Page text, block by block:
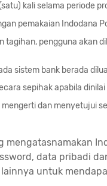
kali selama periode
pemakaian Indodana
pengguna akan
sistem bank berada
sepihak apabila
dan menyetujui
mengatasnamakan
data pribadi
untuk